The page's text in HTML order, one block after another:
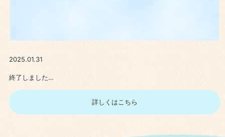
2025.01.31
終了しました…
詳しくはこちら